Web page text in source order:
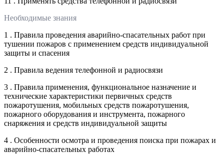
Необходимые знания
1 . Правила проведения аварийно-спасательных работ при
тушении пожаров с применением средств индивидуальной
защиты и спасения
2 . Правила ведения телефонной и радиосвязи
3 . Правила применения, функциональное назначение и
технические характеристики первичных средств
пожаротушения, мобильных средств пожаротушения,
пожарного оборудования и инструмента, пожарного
снаряжения и средств индивидуальной защиты
4 . Особенности осмотра и проведения поиска при пожарах и
аварийно-спасательных работах